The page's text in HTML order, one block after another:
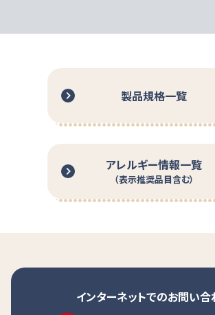
直射日光があたる場所、湿度の高い場
管は避けてください。
に保管してください。
製品規格一覧
アレルギー情報一覧
（表示推奨品目含む）
インターネットでのお問い合